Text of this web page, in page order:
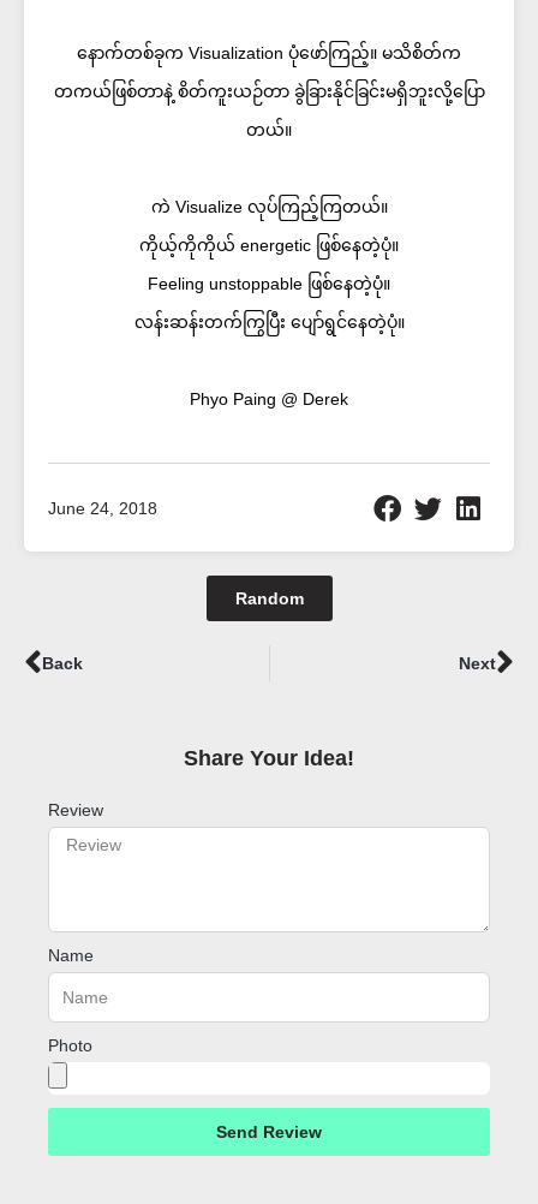
နောက်တစ်ခုက Visualization ပုံဖော်ကြည့်။ မသိစိတ်က
တကယ်ဖြစ်တာနဲ့ စိတ်ကူးယဉ်တာ ခွဲခြားနိုင်ခြင်းမရှိဘူးလို့ပြော
တယ်။
ကဲ Visualize လုပ်ကြည့်ကြတယ်။
ကိုယ့်ကိုကိုယ် energetic ဖြစ်နေတဲ့ပုံ။
Feeling unstoppable ဖြစ်နေတဲ့ပုံ။
လန်းဆန်းတက်ကြွပြီး ပျော်ရွင်နေတဲ့ပုံ။
Phyo Paing @ Derek
June 24, 2018
Random
Prev
Back Next
Share Your Idea!​
Review
Name
Photo
Send Review